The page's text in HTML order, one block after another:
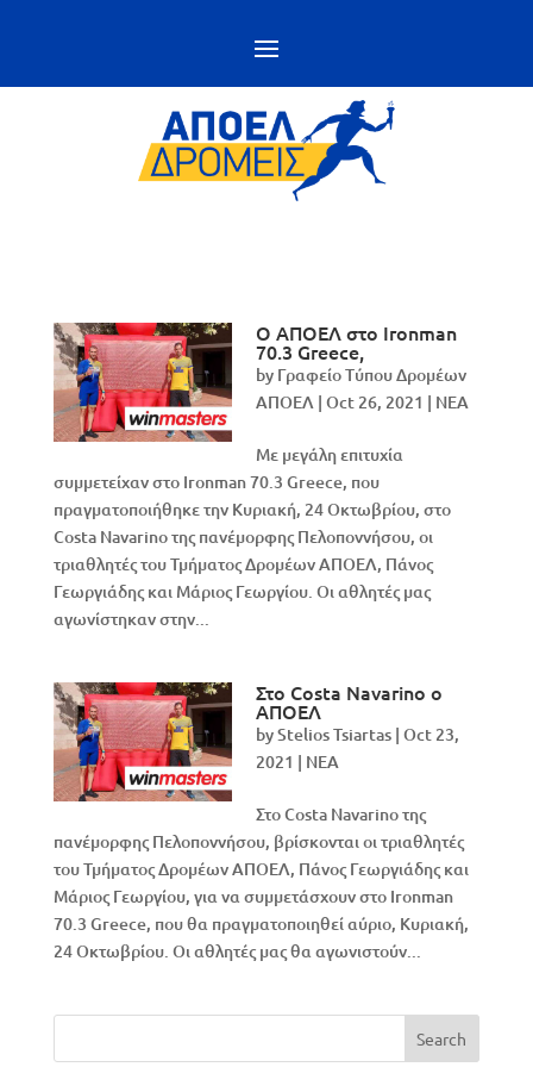
Ο ΑΠΟΕΛ στο Ironman
70.3 Greece,
by Γραφείο Τύπου Δρομέων
ΑΠΟΕΛ | Oct 26, 2021 | NEA
Με μεγάλη επιτυχία
συμμετείχαν στο Ironman 70.3 Greece, που
πραγματοποιήθηκε την Κυριακή, 24 Οκτωβρίου, στο
Costa Navarino της πανέμορφης Πελοποννήσου, οι
τριαθλητές του Τμήματος Δρομέων ΑΠΟΕΛ, Πάνος
Γεωργιάδης και Μάριος Γεωργίου. Οι αθλητές μας
αγωνίστηκαν στην...
Στο Costa Navarino ο
ΑΠΟΕΛ
byStelios Tsiartas| Oct 23,
2021 | NEA
Στο Costa Navarino της
πανέμορφης Πελοποννήσου, βρίσκονται οι τριαθλητές
του Τμήματος Δρομέων ΑΠΟΕΛ, Πάνος Γεωργιάδης και
Μάριος Γεωργίου, για να συμμετάσχουν στo Ironman
70.3 Greece, που θα πραγματοποιηθεί αύριο, Κυριακή,
24 Οκτωβρίου. Οι αθλητές μας θα αγωνιστούν...